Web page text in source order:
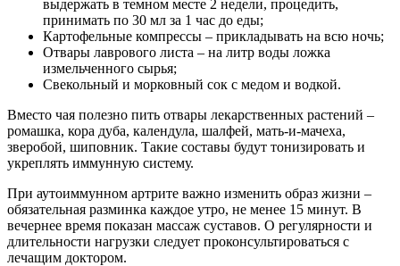
выдержать в темном месте 2 недели, процедить,
принимать по 30 мл за 1 час до еды;
Картофельные компрессы – прикладывать на всю ночь;
Отвары лаврового листа – на литр воды ложка
измельченного сырья;
Свекольный и морковный сок с медом и водкой.
Вместо чая полезно пить отвары лекарственных растений –
ромашка, кора дуба, календула, шалфей, мать-и-мачеха,
зверобой, шиповник. Такие составы будут тонизировать и
укреплять иммунную систему.
При аутоиммунном артрите важно изменить образ жизни –
обязательная разминка каждое утро, не менее 15 минут. В
вечернее время показан массаж суставов. О регулярности и
длительности нагрузки следует проконсультироваться с
лечащим доктором.